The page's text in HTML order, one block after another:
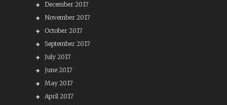
December 2017
November 2017
October 2017
September 2017
July 2017
June 2017
May 2017
April 2017